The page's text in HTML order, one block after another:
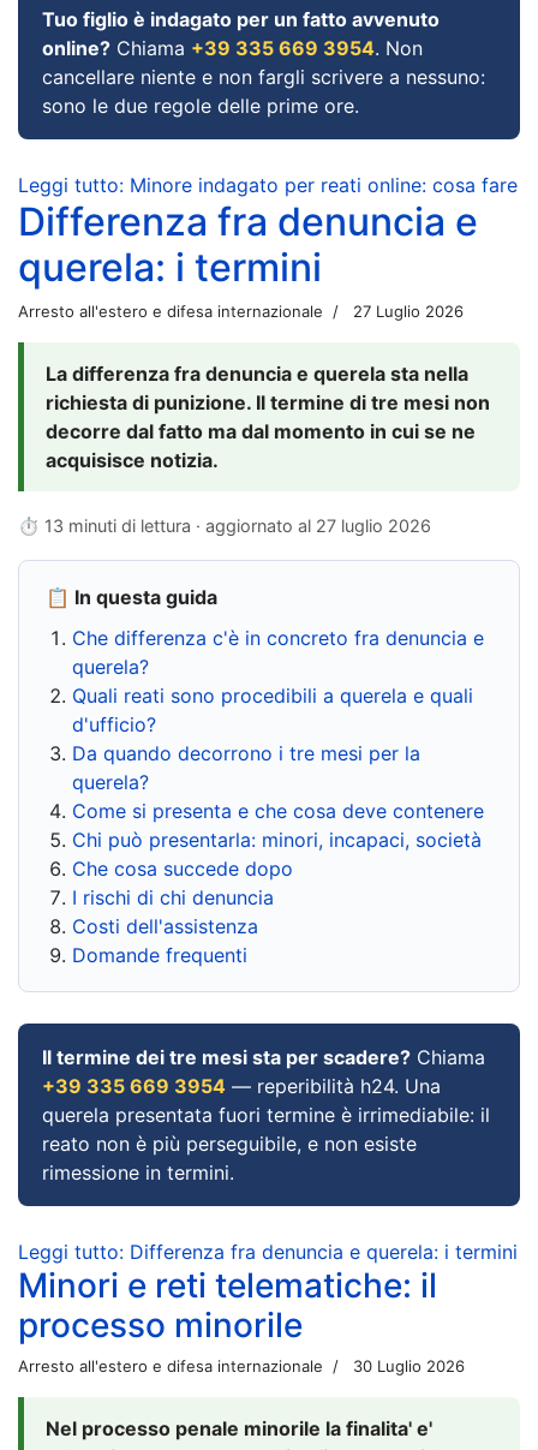
Tuo figlio è indagato per un fatto avvenuto
online? Chiama +39 335 669 3954. Non
cancellare niente e non fargli scrivere a nessuno:
sono le due regole delle prime ore.
Leggi tutto: Minore indagato per reati online: cosa fare
Differenza fra denuncia e
querela: i termini
Arresto all'estero e difesa internazionale 27 Luglio 2026
La differenza fra denuncia e querela sta nella
richiesta di punizione. Il termine di tre mesi non
decorre dal fatto ma dal momento in cui se ne
acquisisce notizia.
⏱ 13 minuti di lettura · aggiornato al 27 luglio 2026
📋 In questa guida
Che differenza c'è in concreto fra denuncia e
querela?
Quali reati sono procedibili a querela e quali
d'ufficio?
Da quando decorrono i tre mesi per la
querela?
Come si presenta e che cosa deve contenere
Chi può presentarla: minori, incapaci, società
Che cosa succede dopo
I rischi di chi denuncia
Costi dell'assistenza
Domande frequenti
Il termine dei tre mesi sta per scadere? Chiama
+39 335 669 3954 — reperibilità h24. Una
querela presentata fuori termine è irrimediabile: il
reato non è più perseguibile, e non esiste
rimessione in termini.
Leggi tutto: Differenza fra denuncia e querela: i termini
Minori e reti telematiche: il
processo minorile
Arresto all'estero e difesa internazionale 30 Luglio 2026
Nel processo penale minorile la finalita' e'